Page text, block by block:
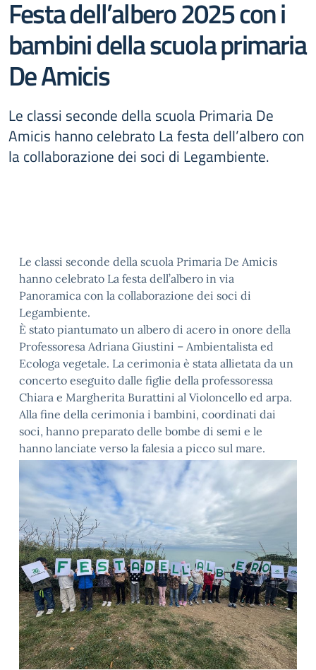
Festa dell’albero 2025 con i
bambini della scuola primaria
De Amicis
Le classi seconde della scuola Primaria De
Amicis hanno celebrato La festa dell’albero con
la collaborazione dei soci di Legambiente.
Le classi seconde della scuola Primaria De Amicis
hanno celebrato La festa dell’albero in via
Panoramica con la collaborazione dei soci di
Legambiente.
È stato piantumato un albero di acero in onore della
Professoresa Adriana Giustini – Ambientalista ed
Ecologa vegetale. La cerimonia è stata allietata da un
concerto eseguito dalle figlie della professoressa
Chiara e Margherita Burattini al Violoncello ed arpa.
Alla fine della cerimonia i bambini, coordinati dai
soci, hanno preparato delle bombe di semi e le
hanno lanciate verso la falesia a picco sul mare.